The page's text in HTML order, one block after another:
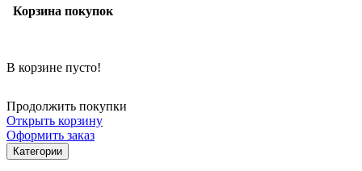
Корзина покупок
В корзине пусто!
Продолжить покупки
Открыть корзину
Оформить заказ
Категории